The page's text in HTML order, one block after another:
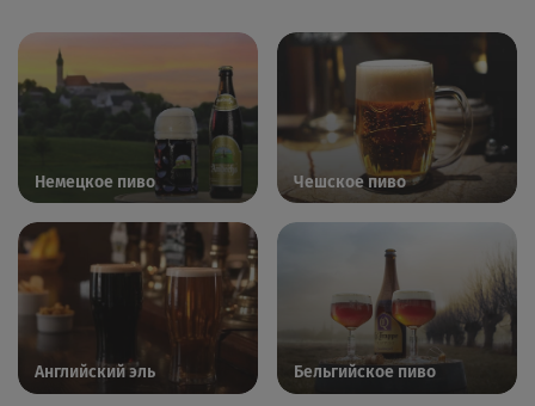
Немецкое пиво Чешское пиво
Английский эль Бельгийское пиво